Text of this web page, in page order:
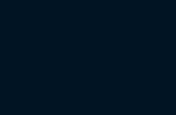
a função de presidente do conselho
O sucessor de O’Connor como
estratégia da Topcon Positioning
“Foi um verdadeiro privilégio liderar a
incríveis da empresa”, afirmou Ray
para conduzir a empresa no futuro. Seus
promoção da inovação o tornam a